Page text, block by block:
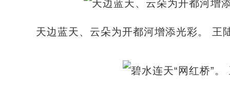
天边蓝天、云朵为开都河增添光彩。 王